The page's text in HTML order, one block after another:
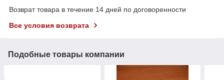
Возврат товара в течение 14 дней по договоренности
Все условия возврата
Подобные товары компании